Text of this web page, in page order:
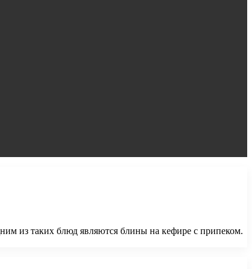
из таких блюд являются блины на кефире с припеком.